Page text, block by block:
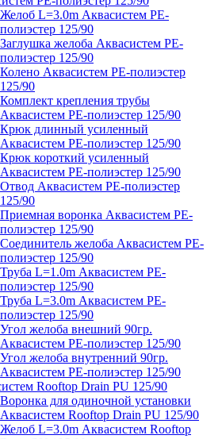
Желоб L=3.0m Аквасистем PE-
полиэстер 125/90
Заглушка желоба Аквасистем PE-
полиэстер 125/90
Колено Аквасистем PE-полиэстер
125/90
Комплект крепления трубы
Аквасистем PE-полиэстер 125/90
Крюк длинный усиленный
Аквасистем PE-полиэстер 125/90
Крюк короткий усиленный
Аквасистем PE-полиэстер 125/90
Отвод Аквасистем РЕ-полиэстер
125/90
Приемная воронка Аквасистем PE-
полиэстер 125/90
Соединитель желоба Аквасистем PE-
полиэстер 125/90
Труба L=1.0m Аквасистем PE-
полиэстер 125/90
Труба L=3.0m Аквасистем PE-
полиэстер 125/90
Угол желоба внешний 90гр.
Аквасистем PE-полиэстер 125/90
Угол желоба внутренний 90гр.
Аквасистем PE-полиэстер 125/90
Rooftop Drain PU 125/90
Воронка для одиночной установки
Аквасистем Rooftop Drain PU 125/90
Желоб L=3.0m Аквасистем Rooftop